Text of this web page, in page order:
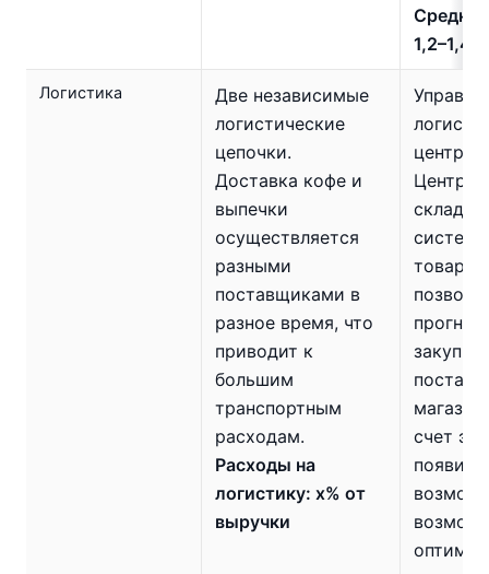
1,2–1,4х
Логистика
Две независимые
логистические
цепочки.
Доставка кофе и
выпечки
осуществляется
разными
поставщиками в
разное время, что
приводит к
большим
транспортным
расходам.
Расходы на
логистику: х% от
выручки
склад и
система
закупки
счет